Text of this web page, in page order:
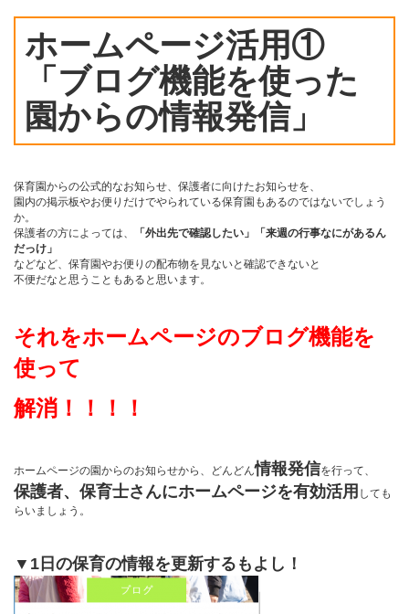
ホームページ活用①
「ブログ機能を使った
園からの情報発信」
保育園からの公式的なお知らせ、保護者に向けたお知らせを、
園内の掲示板やお便りだけでやられている保育園もあるのではないでしょう
か。
保護者の方によっては、
「外出先で確認したい」「来週の行事なにがあるん
だっけ」
などなど、保育園やお便りの配布物を見ないと確認できないと
不便だなと思うこともあると思います。
それをホームページのブログ機能を
使って
解消！！！！
ホームページの園からのお知らせから、どんどん情報発信を行って、
保護者、保育士さんにホームページを有効活用 しても
らいましょう。
▼1日の保育の情報を更新するもよし！